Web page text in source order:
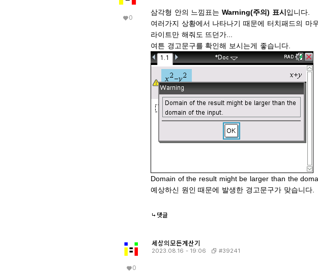
0
삼각형 안의 느낌표는Warning(주의) 표시 입니다.
여러가지 상황에서 나타나기 때문에 터치패드의 마
라이트만 해줘도 뜨던가...
여튼 경고문구를 확인해 보시는게 좋습니다.
Domain of the result might be larger than the
예상하신 원인 때문에 발생한 경고문구가 맞습니다.
댓글
0
세상의모든계산기
2023.08.16 - 19:06 #39241